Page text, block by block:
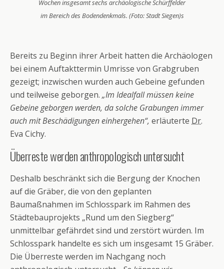
Wochen insgesamt sechs archäologische Schürffelder
im Bereich des Bodendenkmals. (Foto: Stadt Siegen)s
Bereits zu Beginn ihrer Arbeit hatten die Archäologen
bei einem Auftakttermin Umrisse von Grabgruben
gezeigt; inzwischen wurden auch Gebeine gefunden
und teilweise geborgen. „Im Idealfall müssen keine
Gebeine geborgen werden, da solche Grabungen immer
auch mit Beschädigungen einhergehen“, erläuterte Dr.
Eva Cichy.
Überreste werden anthropologisch untersucht
Deshalb beschränkt sich die Bergung der Knochen
auf die Gräber, die von den geplanten
Baumaßnahmen im Schlosspark im Rahmen des
Städtebauprojekts „Rund um den Siegberg“
unmittelbar gefährdet sind und zerstört würden. Im
Schlosspark handelte es sich um insgesamt 15 Gräber.
Die Überreste werden im Nachgang noch